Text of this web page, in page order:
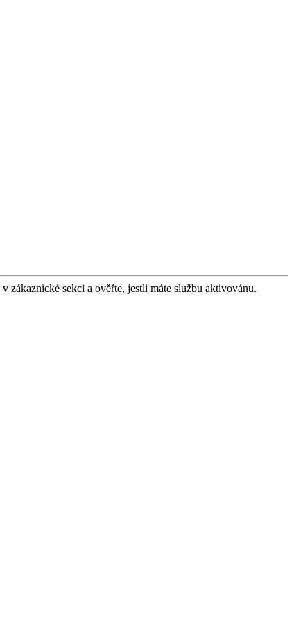
v zákaznické sekci a ověřte, jestli máte službu aktivovánu.